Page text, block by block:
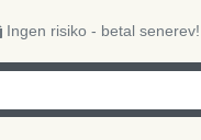
Ingen risiko - betal senerev!